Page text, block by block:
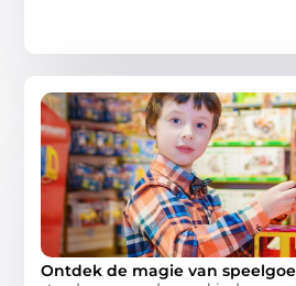
Ontdek de magie van